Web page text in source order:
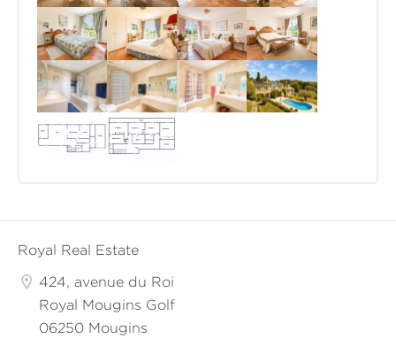
Royal Real Estate
424, avenue du Roi
Royal Mougins Golf
06250 Mougins